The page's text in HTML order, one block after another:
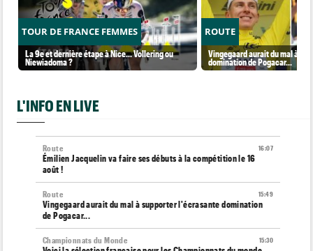
TOUR DE FRANCE FEMMES
La 9e et dernière étape à Nice... Vollering ou
Niewiadoma ?
ROUTE
Vingegaard aurait du mal à
domination de Pogacar...
L'INFO EN LIVE
16:07
Route
Émilien Jacquelin va faire ses débuts à la compétition le 16
août !
15:49
Route
Vingegaard aurait du mal à supporter l'écrasante domination
de Pogacar...
15:30
Championnats du Monde